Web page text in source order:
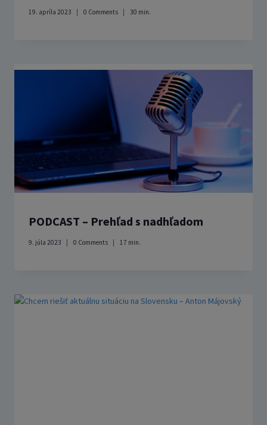
19. apríla 2023 0 Comments 30 min.
PODCAST – Prehľad s nadhľadom
9. júla 2023 0 Comments 17 min.